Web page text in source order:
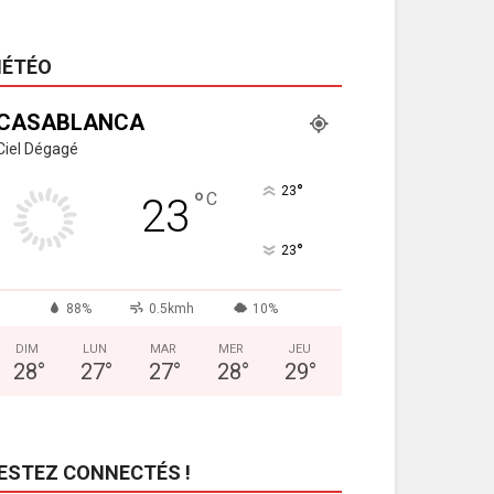
Dégagé
23 °C 23°
23°
88% 0.5kmh 10%
DIM
28°
LUN
27°
MAR
27°
MER
28°
JEU
29°
CONNECTÉS !